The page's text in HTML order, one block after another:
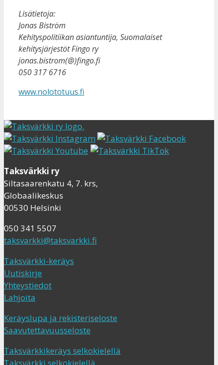
Lisätietoja:
Jonas Biström
Kehityspolitiikan asiantuntija, Suomalaiset
kehitysjärjestöt Fingo ry
jonas.bistrom(@)fingo.fi
050 317 6716
www.nolototuus.fi
Taksvärkki ry
Siltasaarenkatu 4, 7. krs,
Globaalikeskus
00530 Helsinki
050 341 5507
taksvarkki@taksvarkki.fi
Taksvärkki-keräys
Uutiskirje
Yhteystiedot
Lahjoita
Keräyslupa ja rekisteriseloste
Saavutettavuusseloste
Taksvärkkikeräys selkokielellä